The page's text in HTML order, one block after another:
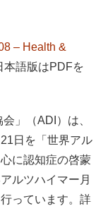
– Health &
本語版はPDFを
」（ADI）は、
日を「世界アル
に認知症の啓蒙
ルツハイマー月
っています。詳